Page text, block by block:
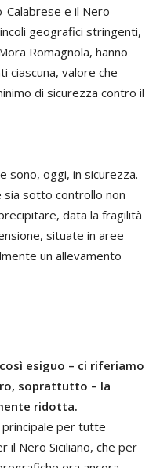
Calabrese e il Nero
geografici stringenti,
Romagnola, hanno
ciascuna, valore che
di sicurezza contro il
sono, oggi, in sicurezza.
sia sotto controllo non
data la fragilità
situate in aree
un allevamento
esiguo – ci riferiamo
soprattutto – la
ridotta.
principale per tutte
il Nero Siciliano, che per